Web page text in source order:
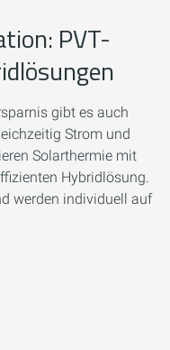
PVT-
gibt es auch
Strom und
Solarthermie mit
Hybridlösung.
werden individuell auf